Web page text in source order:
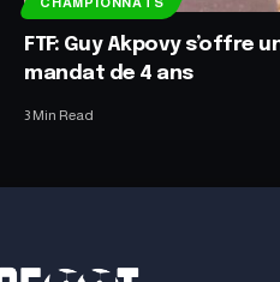
FTF: Guy Akpovy s’offre
mandat de 4 ans
3 Min Read